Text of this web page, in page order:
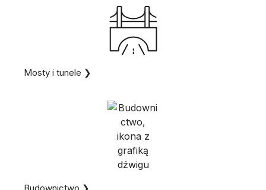
Mosty i tunele ❯
Budownictwo ❯